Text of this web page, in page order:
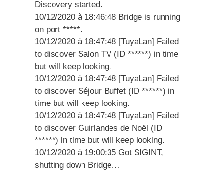
Discovery started.
10/12/2020 à 18:46:48 Bridge is running
on port *****.
10/12/2020 à 18:47:48 [TuyaLan] Failed
to discover Salon TV (ID ******) in time
but will keep looking.
10/12/2020 à 18:47:48 [TuyaLan] Failed
to discover Séjour Buffet (ID ******) in
time but will keep looking.
10/12/2020 à 18:47:48 [TuyaLan] Failed
to discover Guirlandes de Noël (ID
******) in time but will keep looking.
10/12/2020 à 19:00:35 Got SIGINT,
shutting down Bridge…